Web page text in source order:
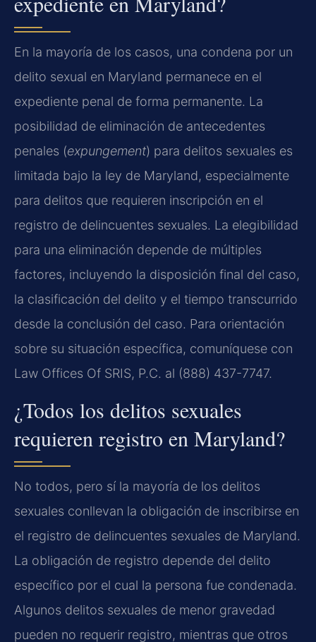
En la mayoría de los casos, una condena por un
delito sexual en Maryland permanece en el
expediente penal de forma permanente. La
posibilidad de eliminación de antecedentes
penales (expungement) para delitos sexuales es
limitada bajo la ley de Maryland, especialmente
para delitos que requieren inscripción en el
registro de delincuentes sexuales. La elegibilidad
para una eliminación depende de múltiples
factores, incluyendo la disposición final del caso,
la clasificación del delito y el tiempo transcurrido
desde la conclusión del caso. Para orientación
sobre su situación específica, comuníquese con
Law Offices Of SRIS, P.C. al (888) 437-7747.
¿Todos los delitos sexuales
requieren registro en Maryland?
No todos, pero sí la mayoría de los delitos
sexuales conllevan la obligación de inscribirse en
el registro de delincuentes sexuales de Maryland.
La obligación de registro depende del delito
específico por el cual la persona fue condenada.
Algunos delitos sexuales de menor gravedad
pueden no requerir registro, mientras que otros